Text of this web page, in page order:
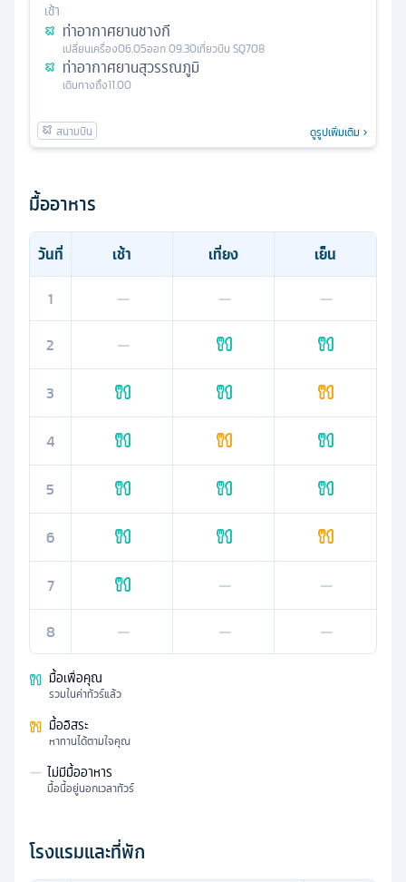
เช้า
ท่าอากาศยานชางกี
เปลี่ยนเครื่อง06.05ออก09.30เที่ยวบิน SQ708
ท่าอากาศยานสุวรรณภูมิ
เดินทางถึง11.00
ดูรูปเพิ่มเติม
มื้ออาหาร
วันที่ เช้า เที่ยง
เย็น
1
— —
—
2
—
3
4
5
6
7 —
—
8
— — —
มื้อเพื่อคุณ
รวมในค่าทัวร์แล้ว
มื้ออิสระ
หาทานได้ตามใจคุณ
— ไม่มีมื้ออาหาร
มื้อนี้อยู่นอกเวลาทัวร์
โรงแรมและที่พัก